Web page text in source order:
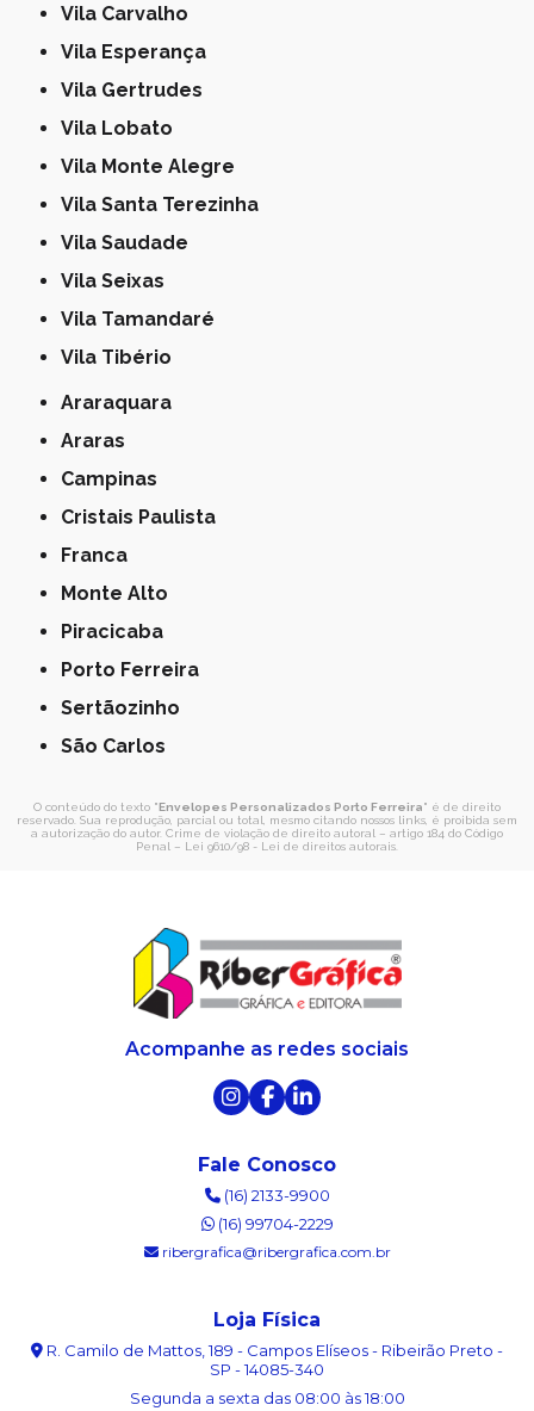
Vila Carvalho
Vila Esperança
Vila Gertrudes
Vila Lobato
Vila Monte Alegre
Vila Santa Terezinha
Vila Saudade
Vila Seixas
Vila Tamandaré
Vila Tibério
Araraquara
Araras
Campinas
Cristais Paulista
Franca
Monte Alto
Piracicaba
Porto Ferreira
Sertãozinho
São Carlos
O conteúdo do texto "Envelopes Personalizados Porto Ferreira" é de direito
reservado. Sua reprodução, parcial ou total, mesmo citando nossos links, é proibida sem
a autorização do autor. Crime de violação de direito autoral – artigo 184 do Código
Penal – Lei 9610/98 - Lei de direitos autorais
Acompanhe as redes sociais
Fale Conosco
(16) 2133-9900
(16) 99704-2229
ribergrafica@ribergrafica.com.br
Loja Física
R. Camilo de Mattos, 189 - Campos Elíseos - Ribeirão Preto -
SP - 14085-340
Segunda a sexta das 08:00 às 18:00